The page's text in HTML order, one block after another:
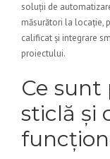
soluții de
măsurători la locație,
calificat și integrare
proiectului.
Ce sunt
sticlă și